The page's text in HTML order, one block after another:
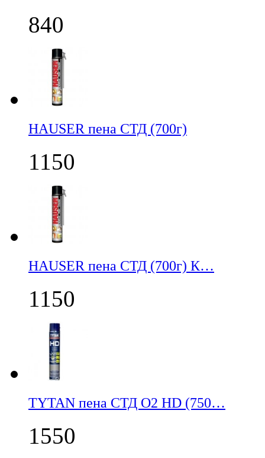
840
НАUSER пена СТД (700г)
1150
НАUSER пена СТД (700г) К…
1150
TYTAN пена СТД О2 HD (750…
1550